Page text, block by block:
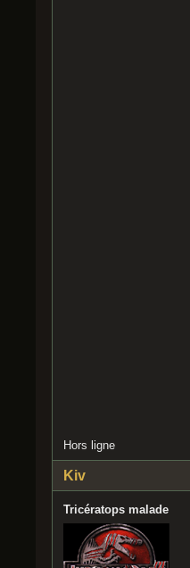
Hors ligne
Kiv
Tricératops malade